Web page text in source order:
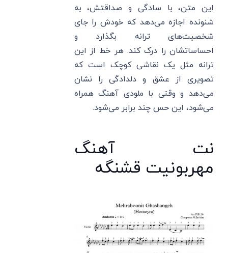
این متن، با سادگی و صداقتش، به
شنونده اجازه می‌دهد که خودش را جای
شخصیت‌های ترانه بگذارد و
احساساتشان را درک کند. هر خط از این
ترانه مثل یک نقاشی کوچک است که
تصویری از عشق و دلدادگی را نشان
می‌دهد و وقتی با ملودی آهنگ همراه
می‌شود، این حس چند برابر می‌شود.
نت آهنگ
مهربونیت قشنگه